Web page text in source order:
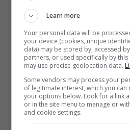
Bonus Benvenuto
50% sul deposito
Learn more
Your personal data will be
your device (cookies, unique
data) may be stored by, accessed
partners, or used specifically by
may use precise geolocation data.
Some vendors may process your
of legitimate interest, which you
your options below. Look for a link
or in the site menu to manage or
and cookie settings.